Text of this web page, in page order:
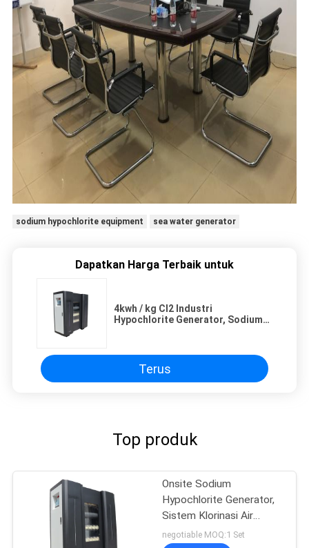
sodium hypochlorite equipment sea water generator
Dapatkan Harga Terbaik untuk
4kwh / kg Cl2 Industri
Hypochlorite Generator, Sodium
Terus
Top produk
Onsite Sodium
Hypochlorite Generator,
Sistem Klorinasi Air
Otomatis
negotiable MOQ:1 Set